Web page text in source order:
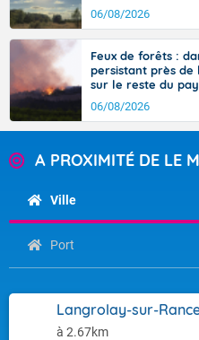
06/08/2026
Feux de forêts :
persistant près de
sur le reste du
06/08/2026
A PROXIMITÉ DE LE
Ville
Port
Langrolay-sur-
à 2.67km